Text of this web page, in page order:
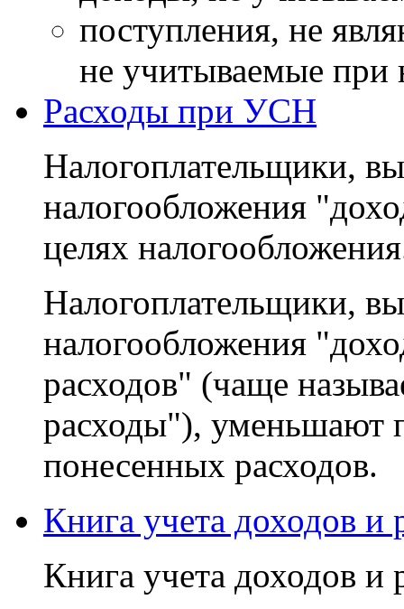
поступления, не
не учитываемые при
Расходы при УСН
Налогоплательщики,
налогообложения
целях
Налогоплательщики,
налогообложения
расходов" (чаще
расходы"), уменьшают
понесенных расходов.
Книга учета доходов
Книга учета доходов